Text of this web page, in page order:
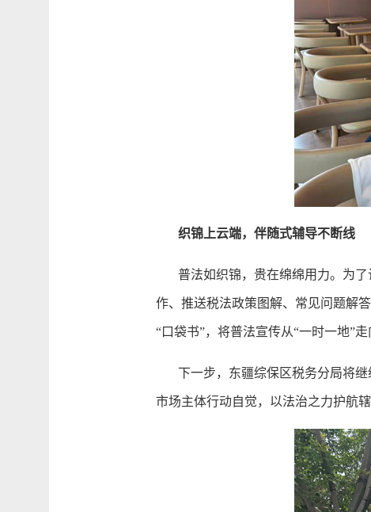
织锦上云端，伴随式辅导不断线
普法如织锦，贵在绵绵用力。为了
作、推送税法政策图解、常见问题解
“口袋书”，将普法宣传从“一时一地”
下一步，东疆综保区税务分局将继
市场主体行动自觉，以法治之力护航